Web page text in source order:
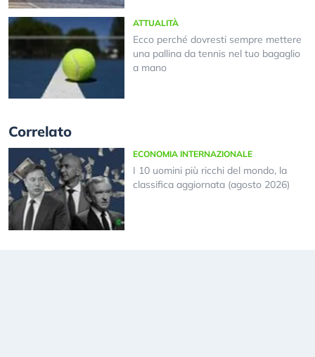
ATTUALITÀ
Ecco perché dovresti sempre mettere
una pallina da tennis nel tuo bagaglio
a mano
Correlato
ECONOMIA INTERNAZIONALE
I 10 uomini più ricchi del mondo, la
classifica aggiornata (agosto 2026)